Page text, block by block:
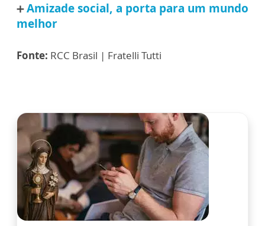
➕Amizade social, a porta para um mundo
melhor
Fonte: RCC Brasil | Fratelli Tutti